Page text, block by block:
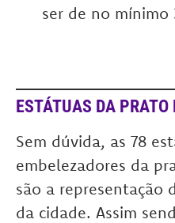
ser de no mínimo
ESTÁTUAS DA
Sem dúvida, as 78
embelezadores da
são a representação
da cidade. Assim